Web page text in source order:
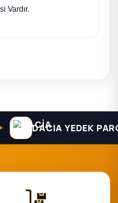
Vardır.
DACIA YEDEK PARÇA